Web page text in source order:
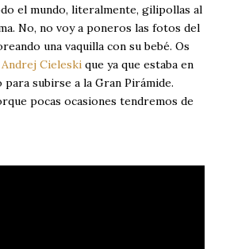
el mundo, literalmente, gilipollas al
No, no voy a poneros las fotos del
una vaquilla con su bebé. Os
Andrej Cieleski que ya que estaba en
subirse a la Gran Pirámide.
pocas ocasiones tendremos de